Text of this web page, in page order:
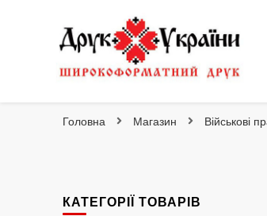
Головна Магазин Військові
КАТЕГОРІЇ ТОВАРІВ